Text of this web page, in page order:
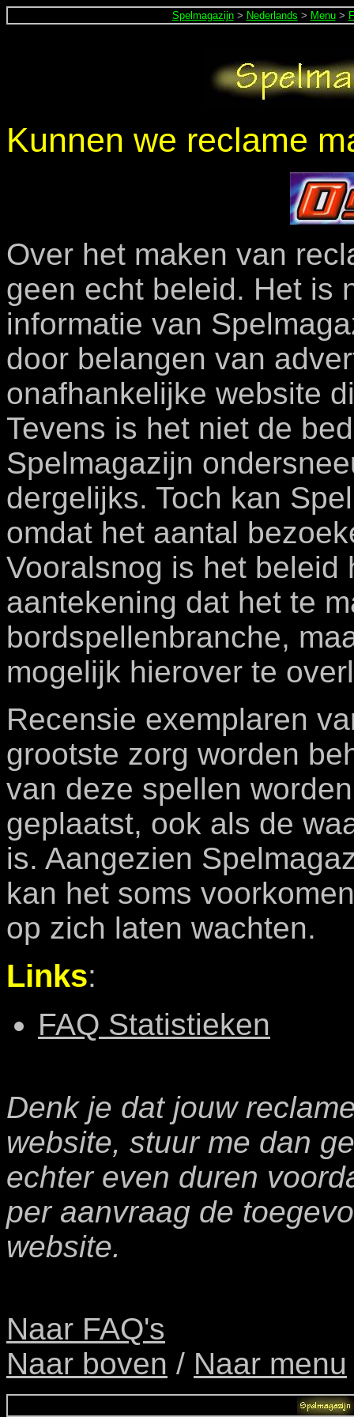
Spelmagazijn> Nederlands > Menu >
Kunnen we reclame
Over het maken van
geen echt beleid. Het is
informatie van
door belangen van
onafhankelijke website
Tevens is het niet de
Spelmagazijn
dergelijks. Toch kan
omdat het aantal
Vooralsnog is het beleid
aantekening dat het te
bordspellenbranche,
mogelijk hierover te
Recensie exemplaren
grootste zorg worden
van deze spellen
geplaatst, ook als de
is. Aangezien
kan het soms
op zich laten wachten.
Links:
FAQ Statistieken
Denk je dat jouw
website, stuur me dan
echter even duren
per aanvraag de
website.
Naar FAQ's
Naar boven / Naar menu